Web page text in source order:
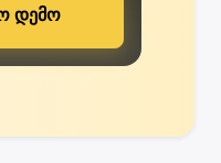
დემო